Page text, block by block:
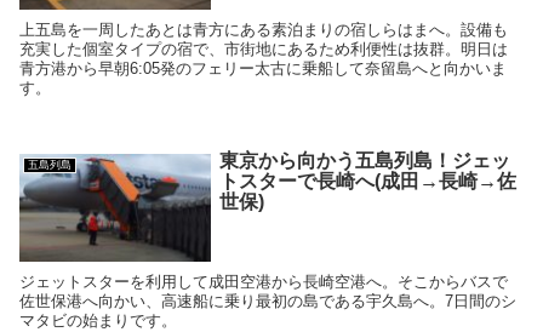
上五島を一周したあとは青方にある素泊まりの宿しらはまへ。設備も
充実した個室タイプの宿で、市街地にあるため利便性は抜群。明日は
青方港から早朝6:05発のフェリー太古に乗船して奈留島へと向かいま
す。
五島列島
東京から向かう五島列島！ジェッ
トスターで長崎へ(成田→長崎→佐
世保)
ジェットスターを利用して成田空港から長崎空港へ。そこからバスで
佐世保港へ向かい、高速船に乗り最初の島である宇久島へ。7日間のシ
マタビの始まりです。